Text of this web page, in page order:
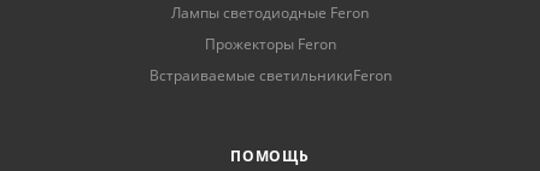
Лампы светодиодные Feron
Прожекторы Feron
Встраиваемые светильникиFeron
ПОМОЩЬ